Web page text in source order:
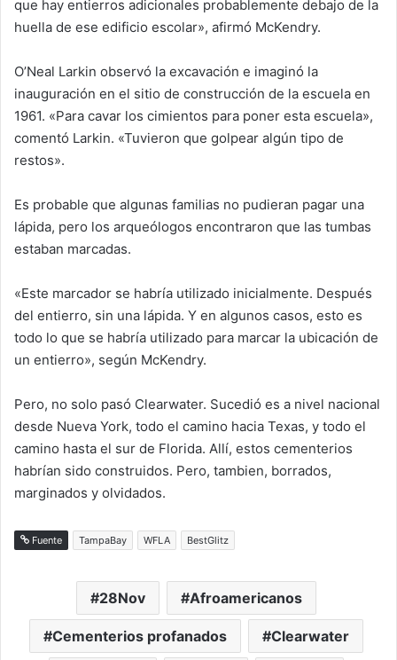
que hay entierros adicionales probablemente debajo de la
huella de ese edificio escolar», afirmó McKendry.
O’Neal Larkin observó la excavación e imaginó la
inauguración en el sitio de construcción de la escuela en
1961. «Para cavar los cimientos para poner esta escuela»,
comentó Larkin. «Tuvieron que golpear algún tipo de
restos».
Es probable que algunas familias no pudieran pagar una
lápida, pero los arqueólogos encontraron que las tumbas
estaban marcadas.
«Este marcador se habría utilizado inicialmente. Después
del entierro, sin una lápida. Y en algunos casos, esto es
todo lo que se habría utilizado para marcar la ubicación de
un entierro», según McKendry.
Pero, no solo pasó Clearwater. Sucedió es a nivel nacional
desde Nueva York, todo el camino hacia Texas, y todo el
camino hasta el sur de Florida. Allí, estos cementerios
habrían sido construidos. Pero, tambien, borrados,
marginados y olvidados.
Fuente TampaBay WFLA BestGlitz
28Nov Afroamericanos
Cementerios profanados Clearwater